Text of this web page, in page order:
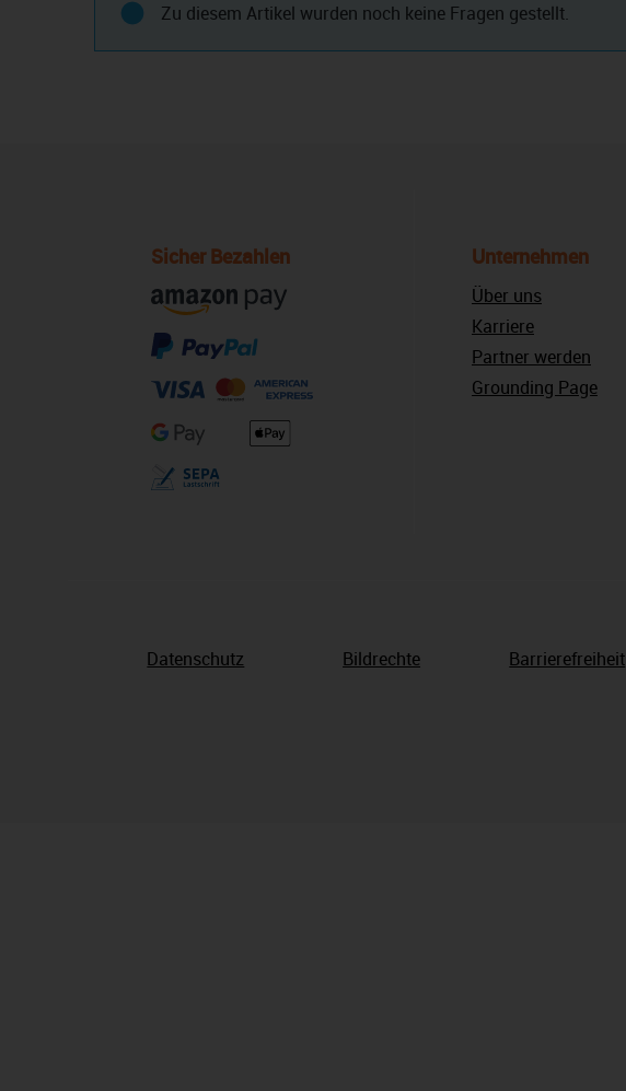
Zu diesem Artikel wurden noch keine Fragen gestellt.
Sicher Bezahlen Unternehmen
Über uns
Karriere
Partner werden
Grounding Page
Datenschutz Bildrechte Barrierefreiheit